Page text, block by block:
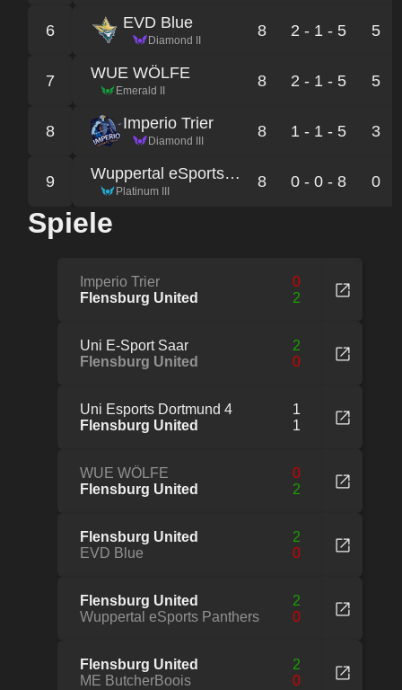
6 EVD Blue
Diamond II
8 2 - 1 - 5 5
7 WUE WÖLFE
Emerald II
8 2 - 1 - 5 5
8 Imperio Trier
Diamond III
8 1 - 1 - 5 3
9 Wuppertal eSports Panthers
Platinum III
8 0 - 0 - 8 0
Spiele
Imperio Trier
0
Flensburg United
2
Uni E-Sport Saar
2
Flensburg United
0
Uni Esports Dortmund 4
1
Flensburg United
1
WUE WÖLFE
0
Flensburg United
2
Flensburg United
2
EVD Blue
0
Flensburg United
2
Wuppertal eSports Panthers
0
Flensburg United
2
ME ButcherBoois
0